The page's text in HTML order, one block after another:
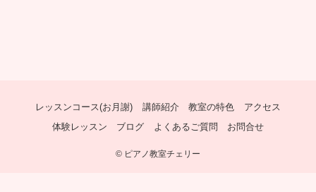
レッスンコース(お月謝) 講師紹介 教室の特色
アクセス
体験レッスン
ブログ よくあるご質問 お問合せ
© ピアノ教室チェリー